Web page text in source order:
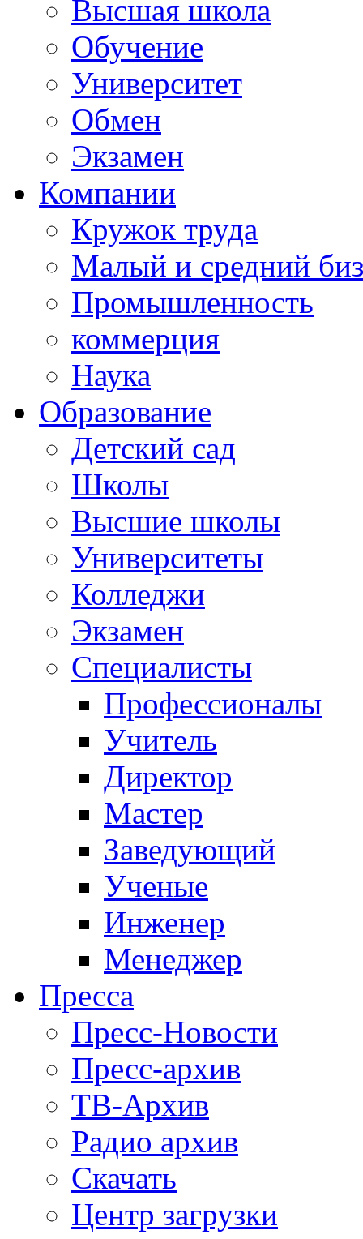
Высшая школа
Обучение
Университет
Обмен
Экзамен
Компании
Кружок труда
Малый и средний
Промышленность
коммерция
Наука
Образование
Детский сад
Школы
Высшие школы
Университеты
Колледжи
Экзамен
Специалисты
Профессионалы
Учитель
Директор
Мастер
Заведующий
Ученые
Инженер
Менеджер
Пресса
Пресс-Новости
Пресс-архив
ТВ-Архив
Радио архив
Скачать
Центр загрузки